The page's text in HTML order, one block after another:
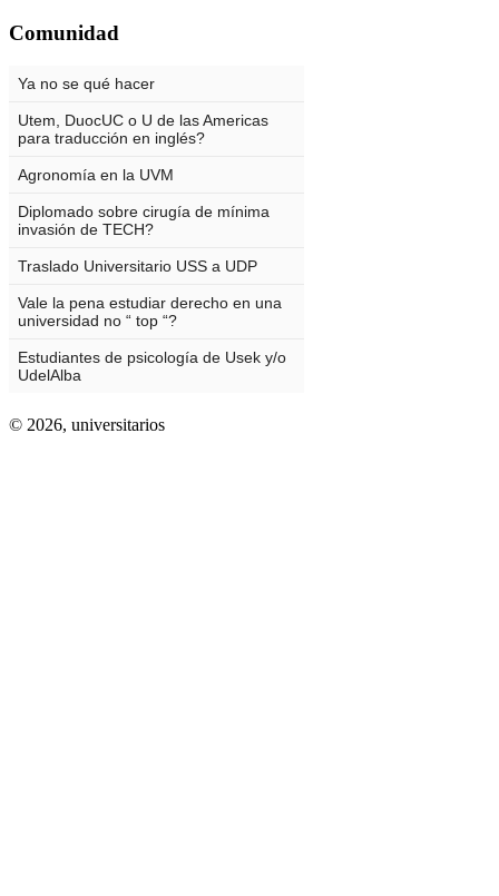
Comunidad
© 2026, universitarios